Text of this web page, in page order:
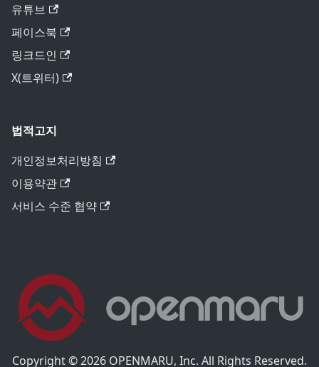
유튜브
페이스북
링크드인
X(트위터)
법적고지
개인정보처리방침
이용약관
서비스 수준 협약
Copyright © 2026 OPENMARU, Inc. All Rights Reserved.